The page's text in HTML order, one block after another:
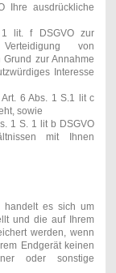
Ihre ausdrückliche
lit. f DSGVO zur
von
zur Annahme
Interesse
6 Abs. 1 S.1 lit c
sowie
1 S. 1 lit b DSGVO
mit Ihnen
handelt es sich um
und die auf Ihrem
werden, wenn
Endgerät keinen
oder sonstige